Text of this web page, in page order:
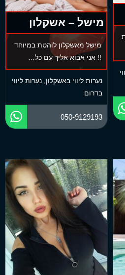
מישל – אשקלון
מישל מאשקלון לוהטת במיוחד
!! אני אבוא אליך עם כל…
נערות ליווי באשקלון, נערות ליווי
בדרום
050-9129193